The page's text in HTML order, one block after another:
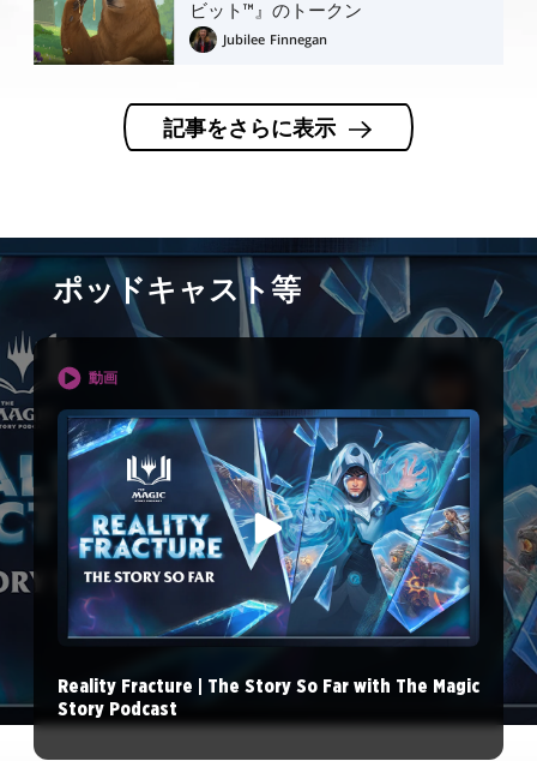
ビット™』のトークン
Jubilee Finnegan
記事をさらに表示
ポッドキャスト等
動画
Reality Fracture | The Story So Far with The Magic
Story Podcast